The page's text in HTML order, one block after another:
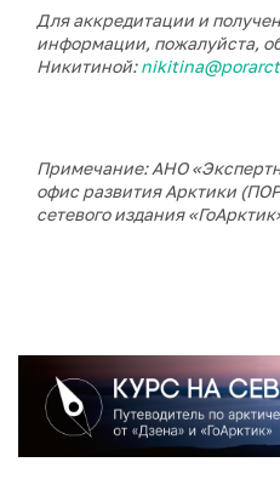
Для аккредитации и
информации, пожалуйста,
Никитиной:
Примечание: АНО
офис развития Арктики
сетевого издания